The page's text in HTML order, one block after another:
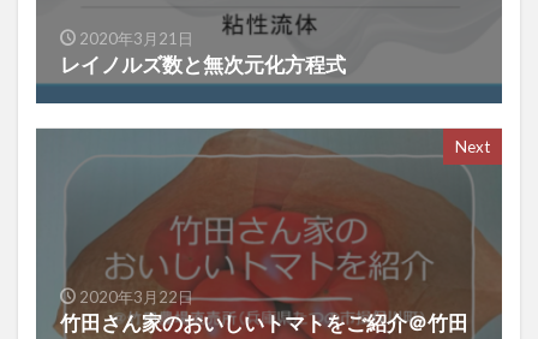
2020年3月21日
レイノルズ数と無次元化方程式
Next
2020年3月22日
竹田さん家のおいしいトマトをご紹介＠竹田